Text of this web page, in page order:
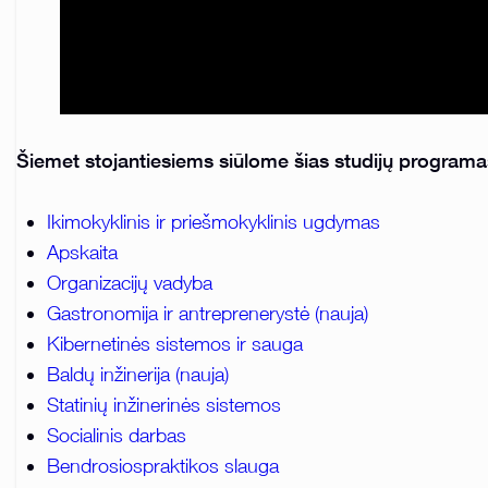
Šiemet stojantiesiems siūlome šias studijų
Ikimokyklinis ir priešmokyklinis ugdymas
Apskaita
Organizacijų vadyba
Gastronomija ir antreprenerystė (nauja)
Kibernetinės sistemos ir sauga
Baldų inžinerija (nauja)
Statinių inžinerinės sistemos
Socialinis darbas
Bendrosiospraktikos slauga